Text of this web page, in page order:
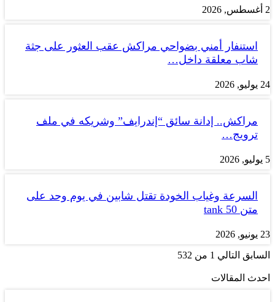
2 أغسطس, 2026
استنفار أمني بضواحي مراكش عقب العثور على جثة
شاب معلقة داخل…
24 يوليو, 2026
مراكش.. إدانة سائق “إندرايف” وشريكه في ملف
ترويج…
5 يوليو, 2026
السرعة وغياب الخودة تقتل شابين في يوم وحد على
متن tank 50
23 يونيو, 2026
السابق التالي 1 من 532
احدث المقالات